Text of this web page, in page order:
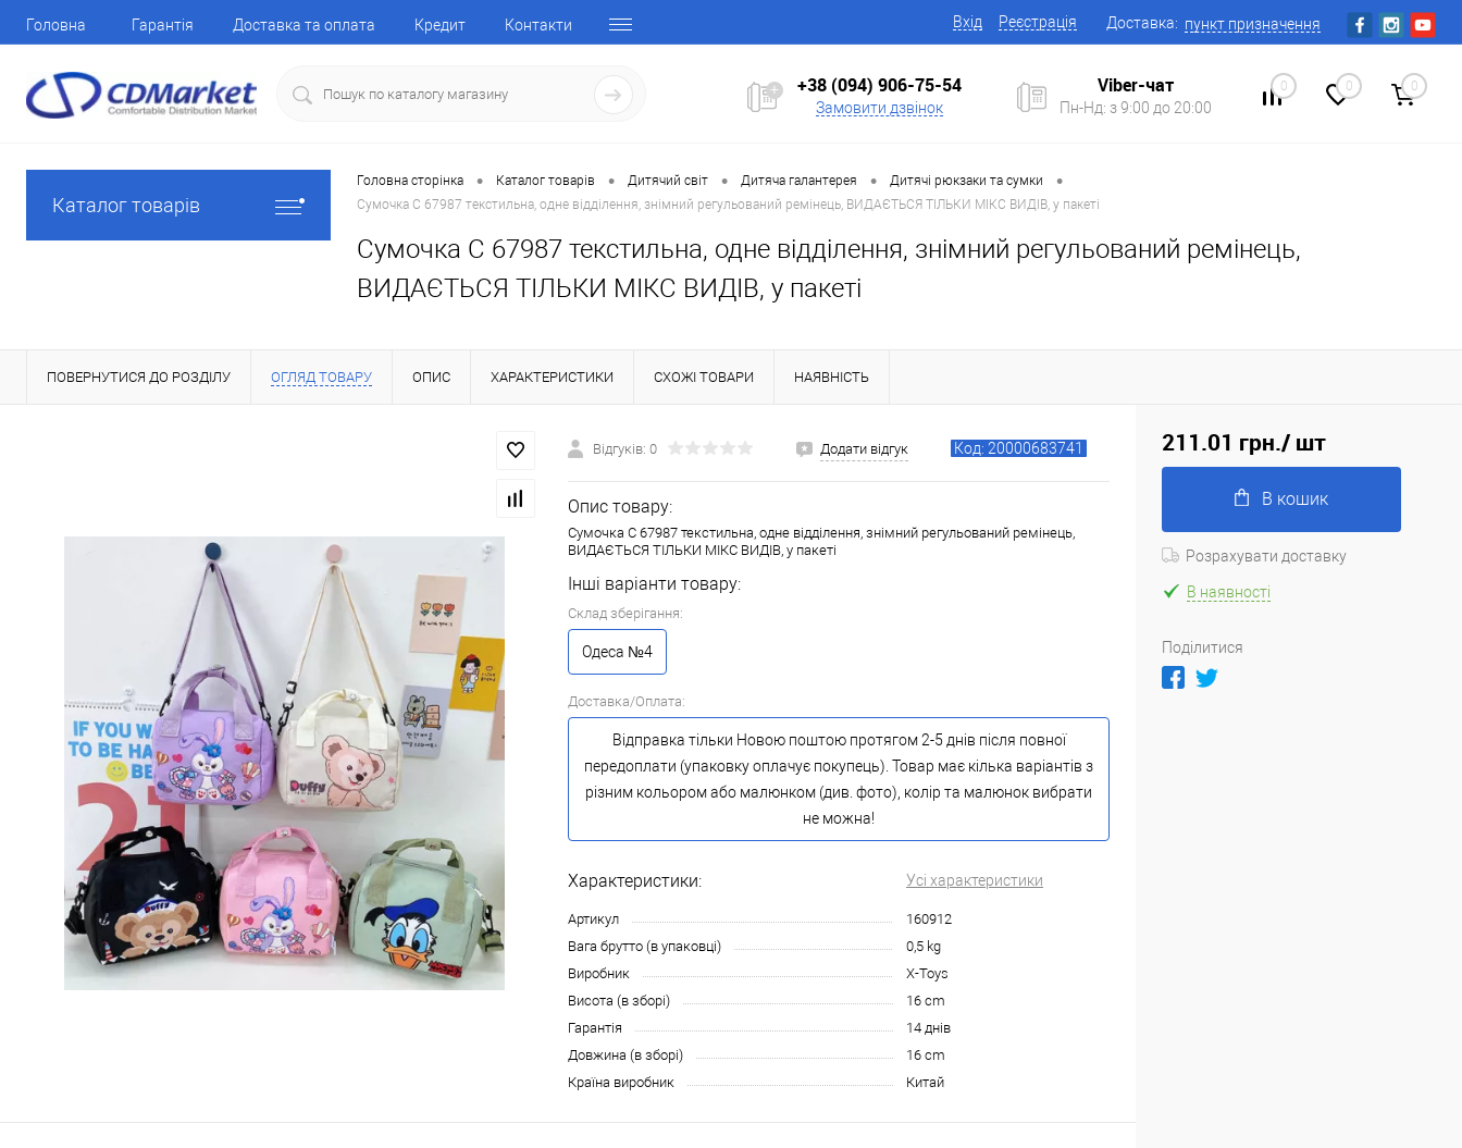
Головна Гарантія Доставка та оплата Кредит Контакти Вхід Реєстрація Доставка: пункт призначення
+38 (094) 906-75-54
Замовити дзвінок
Viber-чат
Пн-Нд: з 9:00 до 20:00
0 0 0
Каталог товарів
Головна сторінка • Каталог товарів • Дитячий світ • Дитяча галантерея • Дитячі рюкзаки та сумки •
Сумочка C 67987 текстильна, одне відділення, знімний регульований ремінець, ВИДАЄТЬСЯ ТІЛЬКИ МІКС ВИДІВ, у пакеті
Сумочка C 67987 текстильна, одне відділення, знімний регульований ремінець,
ВИДАЄТЬСЯ ТІЛЬКИ МІКС ВИДІВ, у пакеті
ПОВЕРНУТИСЯ ДО РОЗДІЛУ ОГЛЯД ТОВАРУ ОПИС ХАРАКТЕРИСТИКИ СХОЖІ ТОВАРИ НАЯВНІСТЬ
Відгуків: 0 Додати відгук Код: 20000683741
Опис товару:
Сумочка C 67987 текстильна, одне відділення, знімний регульований ремінець,
ВИДАЄТЬСЯ ТІЛЬКИ МІКС ВИДІВ, у пакеті
Інші варіанти товару:
Склад зберігання:
Одеса №4
Доставка/Оплата:
Відправка тільки Новою поштою протягом 2-5 днів після повної
передоплати (упаковку оплачує покупець). Товар має кілька варіантів з
різним кольором або малюнком (див. фото), колір та малюнок вибрати
не можна!
Характеристики: Усі характеристики
Артикул
160912
Вага брутто (в упаковці)
0,5 kg
Виробник
X-Toys
Висота (в зборі)
16 cm
Гарантія
14 днів
Довжина (в зборі)
16 cm
Країна виробник
Китай
211.01 грн./ шт
В кошик
Розрахувати доставку
В наявності
Поділитися